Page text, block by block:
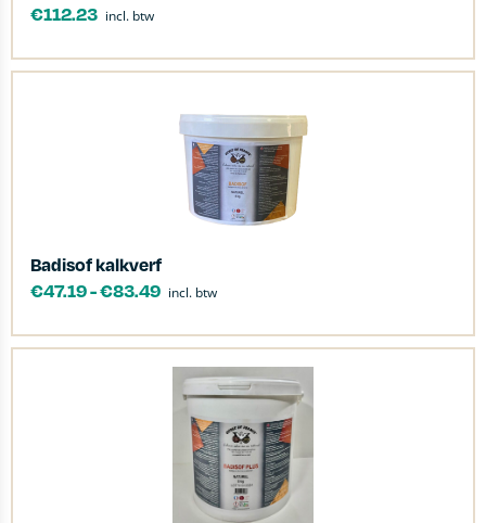
€112.23 incl. btw
Badisof kalkverf
€47.19-€83.49 incl. btw